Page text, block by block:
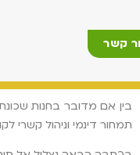
קשר
בין אם מדובר בחנות
תמחור דינמי וניהול קשרי